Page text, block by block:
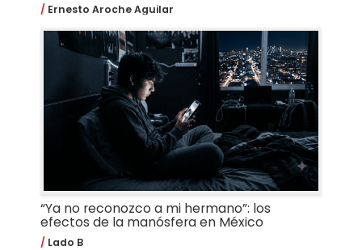
Ernesto Aroche Aguilar
“Ya no reconozco a mi hermano”: los
efectos de la manósfera en México
Lado B